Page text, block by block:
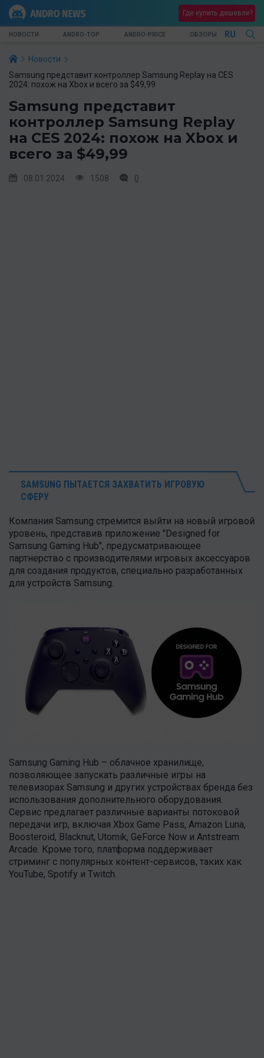
Где купить дешевле?
НОВОСТИ ANDRO-TOP ANDRO-PRICE ОБЗОРЫ RU
Новости
Samsung представит контроллер Samsung Replay на CES
2024: похож на Xbox и всего за $49,99
Samsung представит
контроллер Samsung Replay
на CES 2024: похож на Xbox и
всего за $49,99
08.01.2024 1508 0
SAMSUNG ПЫТАЕТСЯ ЗАХВАТИТЬ ИГРОВУЮ
СФЕРУ
Компания Samsung стремится выйти на новый игровой
уровень, представив приложение "Designed for
Samsung Gaming Hub", предусматривающее
партнерство с производителями игровых аксессуаров
для создания продуктов, специально разработанных
для устройств Samsung.
Samsung Gaming Hub – облачное хранилище,
позволяющее запускать различные игры на
телевизорах Samsung и других устройствах бренда без
использования дополнительного оборудования.
Сервис предлагает различные варианты потоковой
передачи игр, включая Xbox Game Pass, Amazon Luna,
Boosteroid, Blacknut, Utomik, GeForce Now и Antstream
Arcade. Кроме того, платформа поддерживает
стриминг с популярных контент-сервисов, таких как
YouTube, Spotify и Twitch.